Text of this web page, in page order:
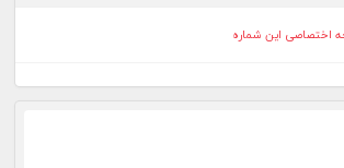
اختصاصی این شماره